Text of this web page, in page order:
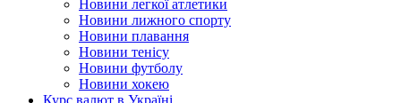
Новини легкої атлетики
Новини лижного спорту
Новини плавання
Новини тенісу
Новини футболу
Новини хокею
Курс валют в Україні